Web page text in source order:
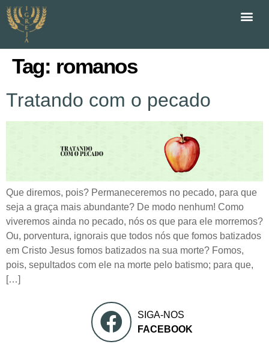
Tag: romanos
Tratando com o pecado
Que diremos, pois? Permaneceremos no pecado, para que
seja a graça mais abundante? De modo nenhum! Como
viveremos ainda no pecado, nós os que para ele morremos?
Ou, porventura, ignorais que todos nós que fomos batizados
em Cristo Jesus fomos batizados na sua morte? Fomos,
pois, sepultados com ele na morte pelo batismo; para que,
[…]
SIGA-NOS
FACEBOOK